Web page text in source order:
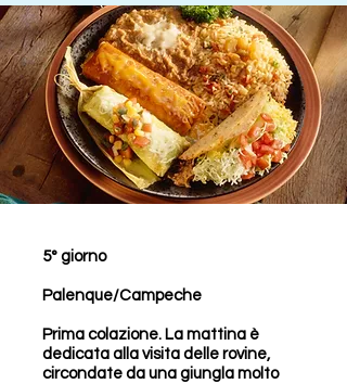
5° giorno
Palenque/Campeche
Prima colazione. La mattina è
dedicata alla visita delle rovine,
circondate da una giungla molto